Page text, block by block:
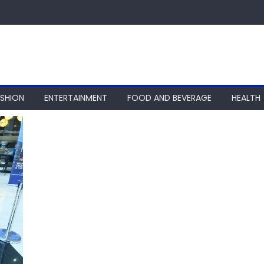
ENTERTAINMENT FOOD AND BEVERAGE HEALTH